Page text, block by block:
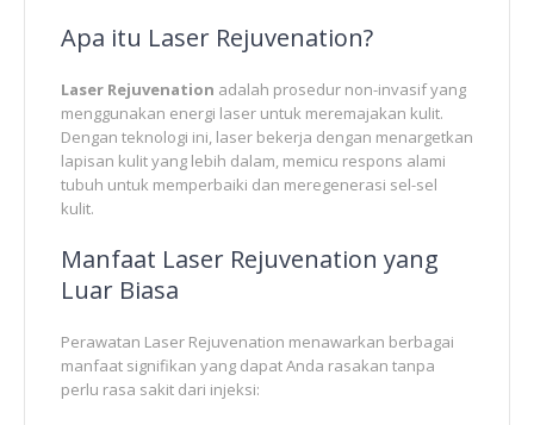
Apa itu Laser Rejuvenation?
Laser Rejuvenation adalah prosedur non-invasif yang
menggunakan energi laser untuk meremajakan kulit.
Dengan teknologi ini, laser bekerja dengan menargetkan
lapisan kulit yang lebih dalam, memicu respons alami
tubuh untuk memperbaiki dan meregenerasi sel-sel
kulit.
Manfaat Laser Rejuvenation yang
Luar Biasa
Perawatan Laser Rejuvenation menawarkan berbagai
manfaat signifikan yang dapat Anda rasakan tanpa
perlu rasa sakit dari injeksi: